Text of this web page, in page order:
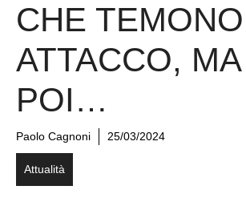
CHE
ATTACCO, MA
POI…
Paolo Cagnoni 25/03/2024
Attualità